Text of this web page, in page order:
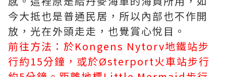
今大抵也是普通民居，所以內部也不作開
放，光在外頭走走，也覺賞心悅目。
前往方法：於Kongens Nytorv地鐵站步
行約15分鐘，或於Østerport火車站步行